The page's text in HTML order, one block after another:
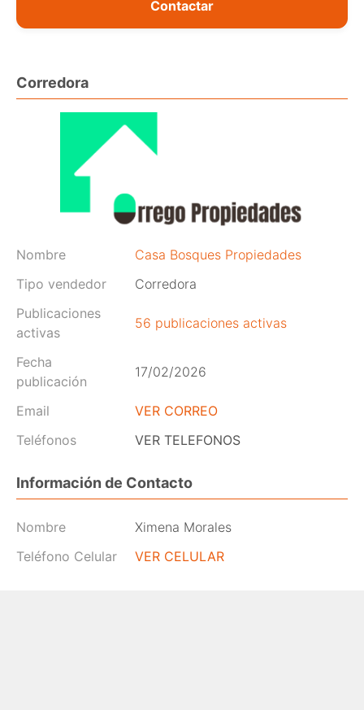
Contactar
Corredora
Nombre
Casa Bosques Propiedades
Tipo vendedor
Corredora
Publicaciones
activas
56 publicaciones activas
Fecha
publicación
17/02/2026
Email
VER CORREO
Teléfonos
VER TELEFONOS
Información de Contacto
Nombre
Ximena Morales
Teléfono Celular
VER CELULAR